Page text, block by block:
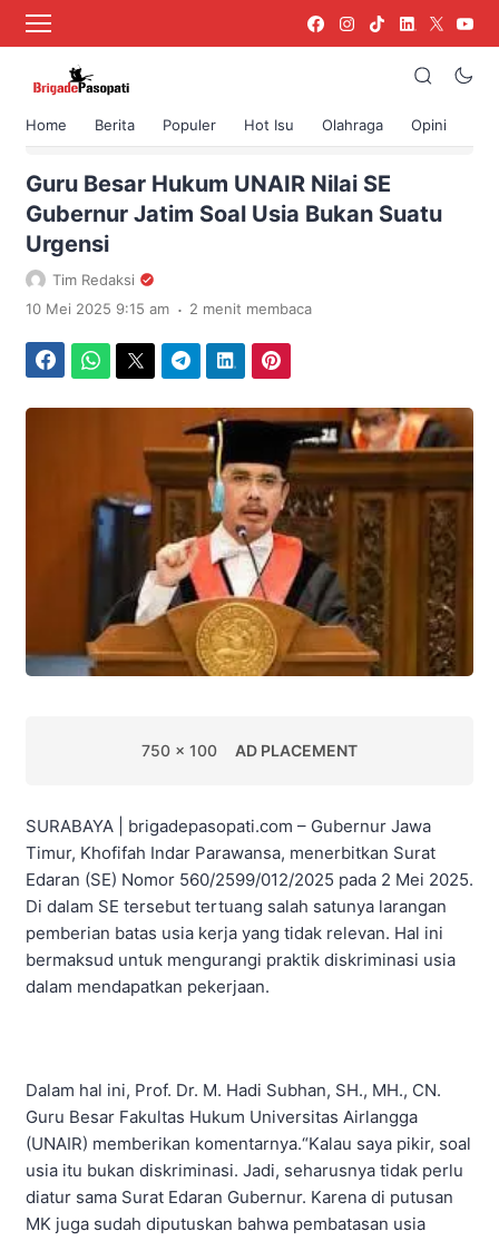
Home Berita Populer Hot Isu Olahraga Opini
›
Guru Besar Hukum UNAIR Nilai SE
Gubernur Jatim Soal Usia Bukan Suatu
Urgensi
Tim Redaksi
10 Mei 2025 9:15 am . 2 menit membaca
750 x 100 AD PLACEMENT
SURABAYA | brigadepasopati.com – Gubernur Jawa
Timur, Khofifah Indar Parawansa, menerbitkan Surat
Edaran (SE) Nomor 560/2599/012/2025 pada 2 Mei 2025.
Di dalam SE tersebut tertuang salah satunya larangan
pemberian batas usia kerja yang tidak relevan. Hal ini
bermaksud untuk mengurangi praktik diskriminasi usia
dalam mendapatkan pekerjaan.
Dalam hal ini, Prof. Dr. M. Hadi Subhan, SH., MH., CN.
Guru Besar Fakultas Hukum Universitas Airlangga
(UNAIR) memberikan komentarnya.“Kalau saya pikir, soal
usia itu bukan diskriminasi. Jadi, seharusnya tidak perlu
diatur sama Surat Edaran Gubernur. Karena di putusan
MK juga sudah diputuskan bahwa pembatasan usia